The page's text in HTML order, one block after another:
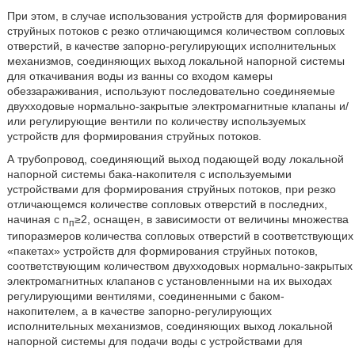
При этом, в случае использования устройств для формирования
струйных потоков с резко отличающимся количеством сопловых
отверстий, в качестве запорно-регулирующих исполнительных
механизмов, соединяющих выход локальной напорной системы
для откачивания воды из ванны со входом камеры
обеззараживания, используют последовательно соединяемые
двухходовые нормально-закрытые электромагнитные клапаны и/
или регулирующие вентили по количеству используемых
устройств для формирования струйных потоков.
А трубопровод, соединяющий выход подающей воду локальной
напорной системы бака-накопителя с используемыми
устройствами для формирования струйных потоков, при резко
отличающемся количестве сопловых отверстий в последних,
начиная с nп≥2, оснащен, в зависимости от величины множества
типоразмеров количества сопловых отверстий в соответствующих
«пакетах» устройств для формирования струйных потоков,
соответствующим количеством двухходовых нормально-закрытых
электромагнитных клапанов с установленными на их выходах
регулирующими вентилями, соединенными с баком-
накопителем, а в качестве запорно-регулирующих
исполнительных механизмов, соединяющих выход локальной
напорной системы для подачи воды с устройствами для